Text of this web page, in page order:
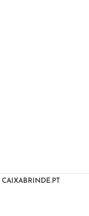
CAIXABRINDE.PT